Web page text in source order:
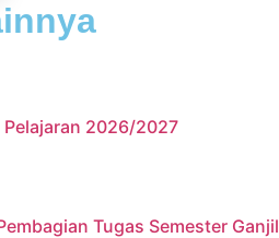
Pelajaran 2026/2027
Tugas Semester Ganjil